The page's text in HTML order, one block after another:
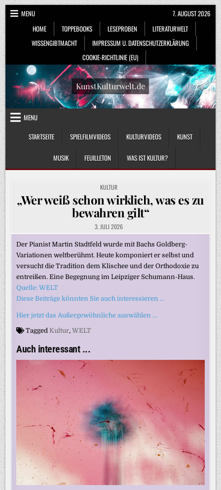
Skip
to
content
MENU
HOME
TOPPEBOOKS LESEPROBEN
LITERATURWELT
WISSENGIBTMACHT
IMPRESSUM U. DATENSCHUTZERKLÄRUNG
COOKIE-RICHTLINIE (EU)
7. AUGUST 2026
KunstKulturwelt.de
MENU
STARTSEITE
SPIELFILMVIDEOS KULTURVIDEOS KUNST
MUSIK FEUILLETON WAS IST KULTUR?
POSTED
IN
KULTUR
„Wer weiß schon wirklich, was es zu
bewahren gilt“
3. JULI 2026
Der Pianist Martin Stadtfeld wurde mit Bachs Goldberg-
Variationen weltberühmt. Heute komponiert er selbst und
versucht die Tradition dem Klischee und der Orthodoxie zu
entreißen. Eine Begegnung im Leipziger Schumann-Haus.
Quelle: WELT
Diese Beiträge könnten Sie auch interessieren …
Hier jetzt das Außergewöhnliche auswählen …
Tagged Kultur,WELT
Auch interessant ...